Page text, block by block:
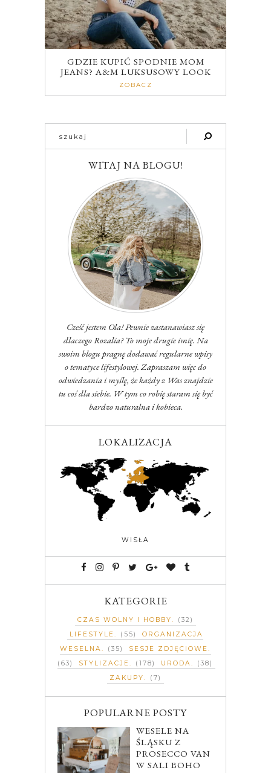
GDZIE KUPIĆ SPODNIE MOM
JEANS? A&M LUKSUSOWY LOOK
ZOBACZ
WITAJ NA BLOGU!
Cześć jestem Ola! Pewnie zastanawiasz się
dlaczego Rozalia? To moje drugie imię. Na
swoim blogu pragnę dodawać regularne wpisy
o tematyce lifestylowej. Zapraszam więc do
odwiedzania i myślę, że każdy z Was znajdzie
tu coś dla siebie. W tym co robię staram się być
bardzo naturalna i kobieca.
LOKALIZACJA
WISŁA
KATEGORIE
CZAS WOLNY I HOBBY
(32)
LIFESTYLE
(55)
ORGANIZACJA
WESELNA
(35)
SESJE ZDJĘCIOWE
(63)
STYLIZACJE (178) URODA
(38)
ZAKUPY
(7)
POPULARNE POSTY
WESELE NA
ŚLĄSKU Z
PROSECCO VAN
W SALI BOHO